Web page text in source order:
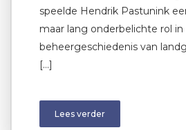
speelde Hendrik Pastunink
maar lang onderbelichte rol
beheer­geschiedenis van
[…]
Lees verder